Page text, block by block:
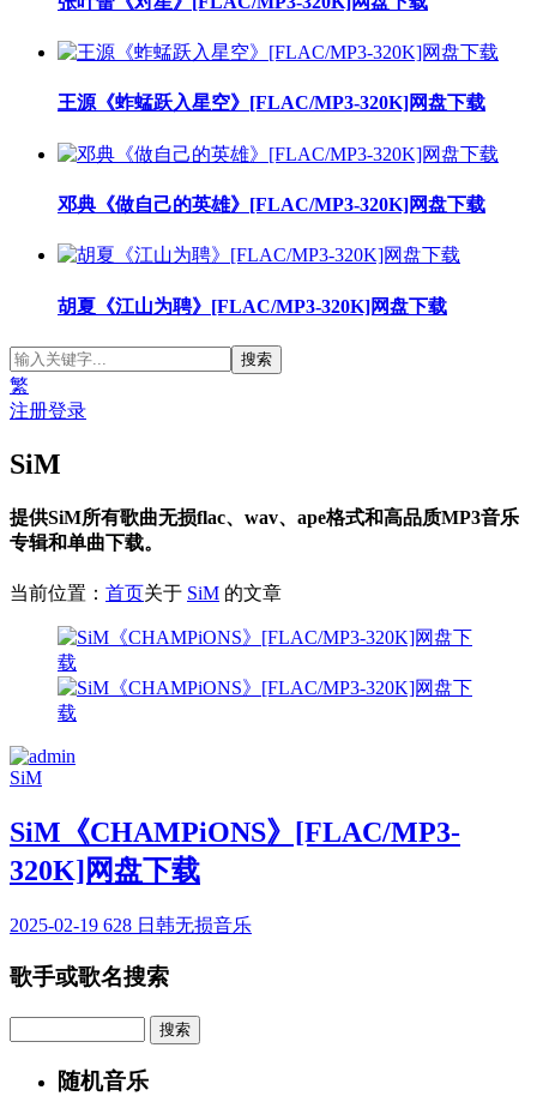
王源《蚱蜢跃入星空》[FLAC/MP3-320K]网盘下载
邓典《做自己的英雄》[FLAC/MP3-320K]网盘下载
胡夏《江山为聘》[FLAC/MP3-320K]网盘下载
繁
注册登录
SiM
提供SiM所有歌曲无损flac、wav、ape格式和高品质MP3音乐
专辑和单曲下载。
当前位置： 首页关于 SiM 的文章
SiM
SiM《CHAMPiONS》[FLAC/MP3-
320K]网盘下载
2025-02-19 628 日韩无损音乐
歌手或歌名搜索
随机音乐